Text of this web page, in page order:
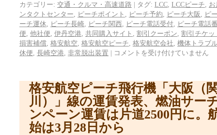
カテゴリー: 交通・クルマ・高速道路 | タグ: LCC LCCピーチ
ンタクトセンター
ピーチポイント ピーチ予約 ピーチ大阪
ピ
ーチ運休
ピーチ長崎 ピーチ関西 ピーチ電話受付
ピーチ電話
便 他社便 伊丹空港 共同購入サイト 割引クーポン 割引チケッ
損害補償 格安航空 格安航空ピーチ 格安航空会社 機体トラブ
休便 長崎空港 非常脱出装置 | コメントを受け付けていません
格安航空ピーチ飛行機「大阪（
川）」線の運賃発表、燃油サー
ンペーン運賃は片道2500円に。
始は3月28日から